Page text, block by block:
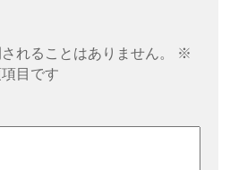
れることはありません。
※
目です